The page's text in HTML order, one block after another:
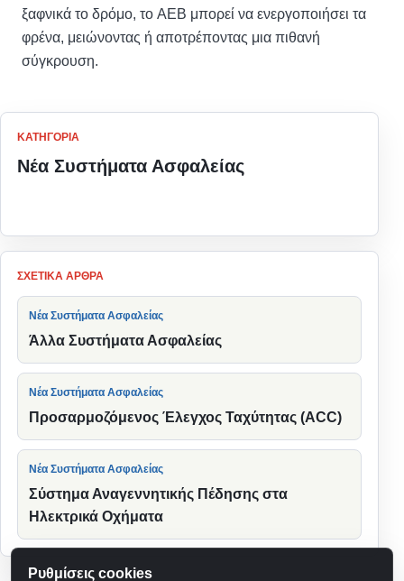
ξαφνικά το δρόμο, το AEB μπορεί να ενεργοποιήσει τα
φρένα, μειώνοντας ή αποτρέποντας μια πιθανή
σύγκρουση.
ΚΑΤΗΓΟΡΊΑ
Νέα Συστήματα Ασφαλείας
ΣΧΕΤΙΚΆ ΆΡΘΡΑ
Νέα Συστήματα Ασφαλείας
Άλλα Συστήματα Ασφαλείας
Νέα Συστήματα Ασφαλείας
Προσαρμοζόμενος Έλεγχος Ταχύτητας (ACC)
Νέα Συστήματα Ασφαλείας
Σύστημα Αναγεννητικής Πέδησης στα
Ηλεκτρικά Οχήματα
Ρυθμίσεις cookies